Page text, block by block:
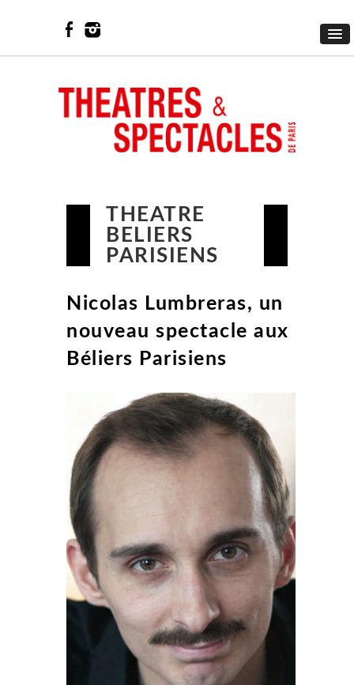
THEATRE
BELIERS
PARISIENS
Nicolas Lumbreras, un
nouveau spectacle aux
Béliers Parisiens